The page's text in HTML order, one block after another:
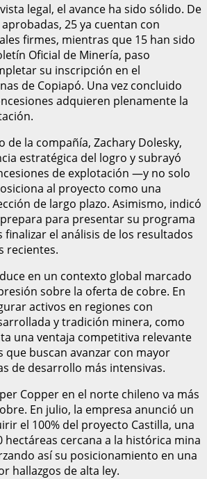
legal, el avance ha sido sólido. De
25 ya cuentan con
firmes, mientras que 15 han sido
Oficial de Minería, paso
su inscripción en el
de Copiapó. Una vez concluido
adquieren plenamente la
de la compañía, Zachary Dolesky,
estratégica del logro y subrayó
de explotación —y no solo
al proyecto como una
de largo plazo. Asimismo, indicó
para presentar su programa
el análisis de los resultados
recientes.
en un contexto global marcado
sobre la oferta de cobre. En
activos en regiones con
y tradición minera, como
una ventaja competitiva relevante
que buscan avanzar con mayor
de desarrollo más intensivas.
Copper en el norte chileno va más
En julio, la empresa anunció un
el 100% del proyecto Castilla, una
hectáreas cercana a la histórica mina
así su posicionamiento en una
hallazgos de alta ley.